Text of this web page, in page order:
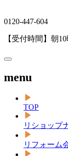
0120-447-604
【受付時間】朝
menu
TOP
リショップ
リフォーム